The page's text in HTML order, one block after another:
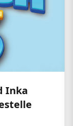
Inka